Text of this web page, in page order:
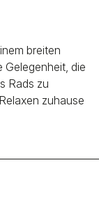
breiten
Gelegenheit, die
Rads zu
zuhause